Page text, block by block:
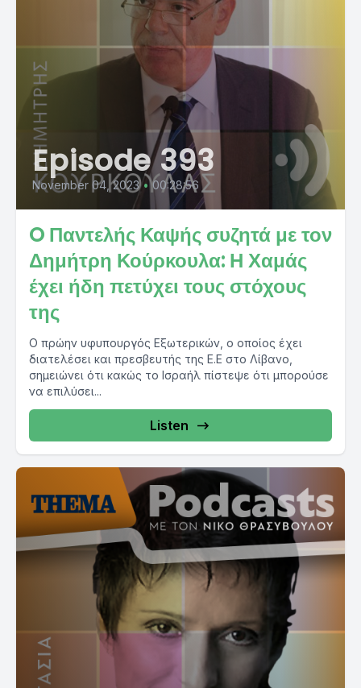
Episode 393
November 04, 2023 • 00:28:56
O Παντελής Καψής συζητά με τον
Δημήτρη Κούρκουλα: Η Χαμάς
έχει ήδη πετύχει τους στόχους
της
Ο πρώην υφυπουργός Εξωτερικών, ο οποίος έχει
διατελέσει και πρεσβευτής της Ε.Ε στο Λίβανο,
σημειώνει ότι κακώς το Ισραήλ πίστεψε ότι μπορούσε
να επιλύσει...
Listen